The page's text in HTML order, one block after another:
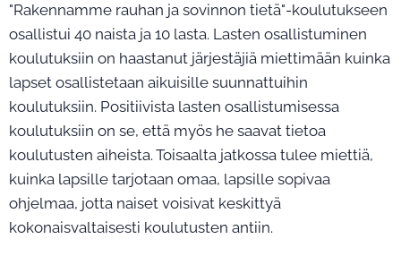
"Rakennamme rauhan ja sovinnon tietä"-koulutukseen
osallistui 40 naista ja 10 lasta. Lasten osallistuminen
koulutuksiin on haastanut järjestäjiä miettimään kuinka
lapset osallistetaan aikuisille suunnattuihin
koulutuksiin. Positiivista lasten osallistumisessa
koulutuksiin on se, että myös he saavat tietoa
koulutusten aiheista. Toisaalta jatkossa tulee miettiä,
kuinka lapsille tarjotaan omaa, lapsille sopivaa
ohjelmaa, jotta naiset voisivat keskittyä
kokonaisvaltaisesti koulutusten antiin.